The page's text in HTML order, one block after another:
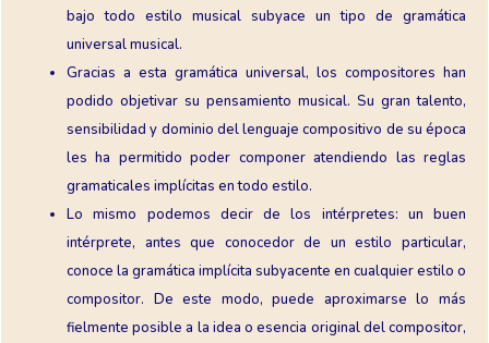
bajo todo estilo musical subyace un tipo de gramática
universal musical.
Gracias a esta gramática universal, los compositores han
podido objetivar su pensamiento musical. Su gran talento,
sensibilidad y dominio del lenguaje compositivo de su época
les ha permitido poder componer atendiendo las reglas
gramaticales implícitas en todo estilo.
Lo mismo podemos decir de los intérpretes: un buen
intérprete, antes que conocedor de un estilo particular,
conoce la gramática implícita subyacente en cualquier estilo o
compositor. De este modo, puede aproximarse lo más
fielmente posible a la idea o esencia original del compositor,